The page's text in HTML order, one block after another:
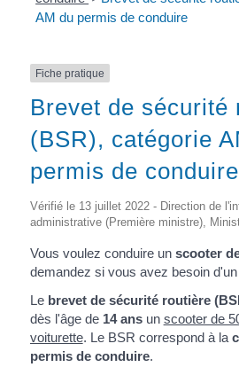
AM du permis de conduire
Fiche pratique
Brevet de sécurité
(BSR), catégorie
permis de conduire
Vérifié le 13 juillet 2022 - Direction de
administrative (Première ministre),
Vous voulez conduire un scooter
demandez si vous avez besoin
Le brevet de sécurité routière
dès l'âge de 14 ansun scooter de
voiturette. Le BSR correspond à la
permis de conduire.